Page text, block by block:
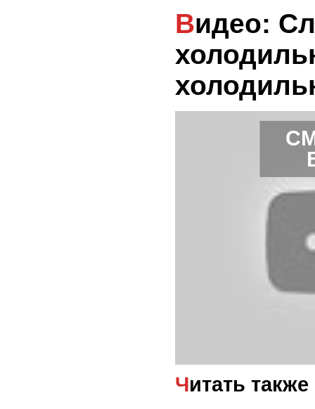
Видео: Сломался
Читать также